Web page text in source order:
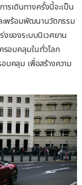
ารเดินทางครั้งนี้จะเป็น
ะพร้อมพัฒนานวัตกรรม
ของระบบนิเวศยาน
รอบคลุมในทั่วโลก
บคลุม เพื่อสร้างความ